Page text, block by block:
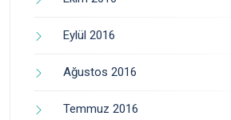
Eylül 2016
Ağustos 2016
Temmuz 2016